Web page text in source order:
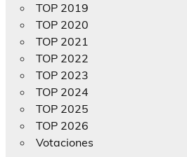
TOP 2019
TOP 2020
TOP 2021
TOP 2022
TOP 2023
TOP 2024
TOP 2025
TOP 2026
Votaciones